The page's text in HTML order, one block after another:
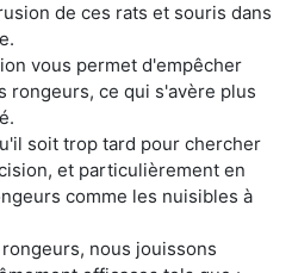
de ces rats et souris dans
vous permet d'empêcher
rongeurs, ce qui s'avère plus
soit trop tard pour chercher
et particulièrement en
comme les nuisibles à
nous jouissons